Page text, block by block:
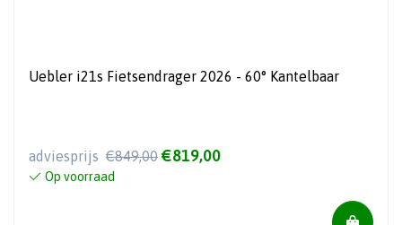
Uebler i21s Fietsendrager 2026 - 60° Kantelbaar
adviesprijs €849,00 €819,00
Op voorraad